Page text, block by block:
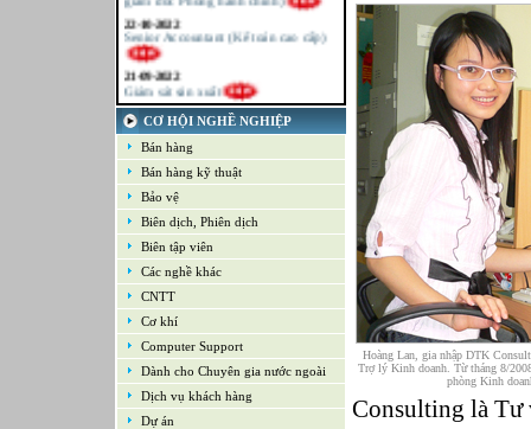
22-10-2022
Senior Accountant (Kế toán cao cấp)
21-09-2022
Giám sát sản xuất
21-09-2022
Kế toán tổng hợp – Thuế
16-09-2022
Nhân viên cao cấp NPD - Phát triển sản
phẩm mới
16-09-2022
Giám sát Mua hàng
16-09-2022
Chuyên viên CNTT /Bộ phận Hỗ trợ &
Hệ thống
16-09-2022
Trưởng bộ phận Kho
CƠ HỘI NGHỀ NGHIỆP
Bán hàng
Bán hàng kỹ thuật
Bảo vệ
Biên dịch, Phiên dịch
Biên tập viên
Các nghề khác
CNTT
Cơ khí
Computer Support
Dành cho Chuyên gia nước ngoài
Dịch vụ khách hàng
Dự án
Hoàng Lan, gia nhập DTK
Trợ lý Kinh doanh. Từ tháng 8/
phòng Kinh
Consulting là Tư